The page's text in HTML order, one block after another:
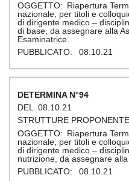
Riapertura
nazionale, per titoli e
di dirigente medico –
di base, da assegnare alla
Esaminatrice.
08.10.21
94
08.10.21
Riapertura
nazionale, per titoli e
di dirigente medico –
nutrizione, da assegnare alla
08.10.21